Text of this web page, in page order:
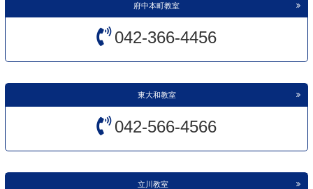
府中本町教室
042-366-4456
東大和教室
042-566-4566
立川教室